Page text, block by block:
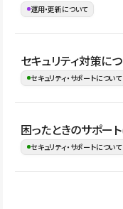
ージをご覧ください。
運用・更新について
はい。CMSやコンポー
ことで、デザインを崩
ながらレイアウトに影
す。
セキュリティ対策に
セキュリティ・サポートについて
Studioでは、公開サイ
の暗号化、データ保護
はSSL/TLSによる通信
困ったときのサポー
セキュリティ・サポートについて
操作方法や機能につい